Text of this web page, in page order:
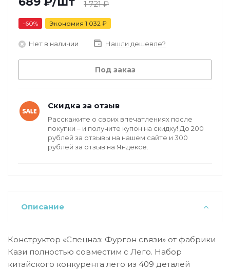
1 721₽
-60% Экономия 1 032 ₽
Нет в наличии Нашли дешевле?
Под заказ
Скидка за отзыв
Расскажите о своих впечатлениях после
покупки – и получите купон на скидку! До 200
рублей за отзывы на нашем сайте и 300
рублей за отзыв на Яндексе.
Описание
Конструктор «Спецназ: Фургон связи» от фабрики
Кази полностью совместим с Лего. Набор
китайского конкурента лего из 409 деталей